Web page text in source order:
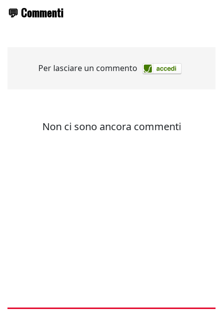
💬 Commenti